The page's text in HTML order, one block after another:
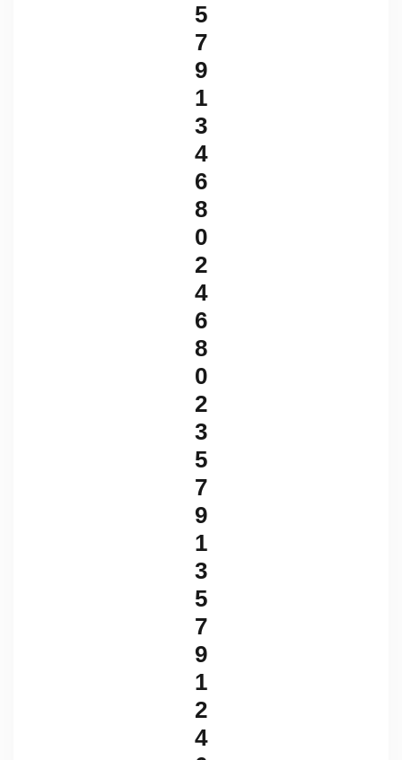
5
7
9
1
3
4
6
8
0
2
4
6
8
0
2
3
5
7
9
1
3
5
7
9
1
2
4